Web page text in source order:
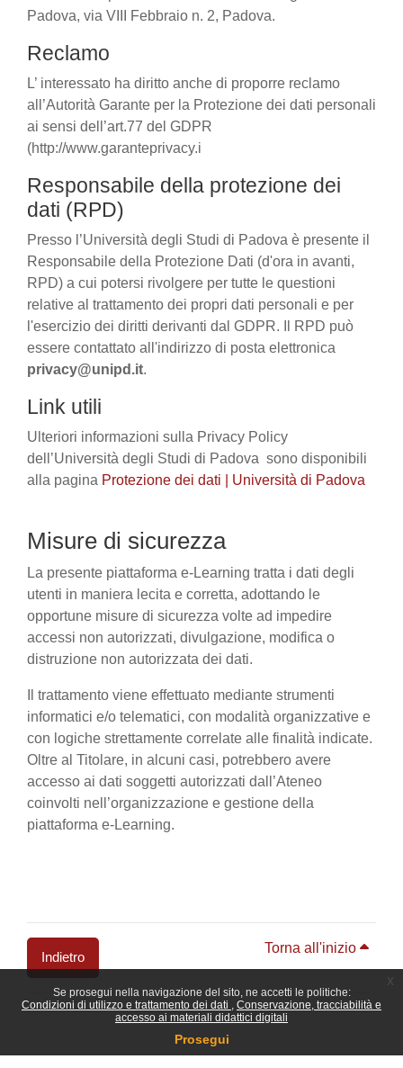
Se prosegui nella navigazione del sito, ne accetti le politiche:
Condizioni di utilizzo e trattamento dei dati
Conservazione, tracciabilità e
accesso ai materiali didattici digitali
Prosegui
Padova, via VIII Febbraio n. 2, Padova.
Reclamo
L’ interessato ha diritto anche di proporre reclamo
all’Autorità Garante per la Protezione dei dati personali
ai sensi dell’art.77 del GDPR
(http://www.garanteprivacy.i
Responsabile della protezione dei
dati (RPD)
Presso l’Università degli Studi di Padova è presente il
Responsabile della Protezione Dati (d'ora in avanti,
RPD) a cui potersi rivolgere per tutte le questioni
relative al trattamento dei propri dati personali e per
l'esercizio dei diritti derivanti dal GDPR. Il RPD può
essere contattato all'indirizzo di posta elettronica
privacy@unipd.it.
Link utili
Ulteriori informazioni sulla Privacy Policy
dell’Università degli Studi di Padova sono disponibili
alla pagina Protezione dei dati | Università di Padova
Misure di sicurezza
La presente piattaforma e-Learning tratta i dati degli
utenti in maniera lecita e corretta, adottando le
opportune misure di sicurezza volte ad impedire
accessi non autorizzati, divulgazione, modifica o
distruzione non autorizzata dei dati.
Il trattamento viene effettuato mediante strumenti
informatici e/o telematici, con modalità organizzative e
con logiche strettamente correlate alle finalità indicate.
Oltre al Titolare, in alcuni casi, potrebbero avere
accesso ai dati soggetti autorizzati dall’Ateneo
coinvolti nell’organizzazione e gestione della
piattaforma e-Learning.
Indietro
Torna all'inizio
Blocchi